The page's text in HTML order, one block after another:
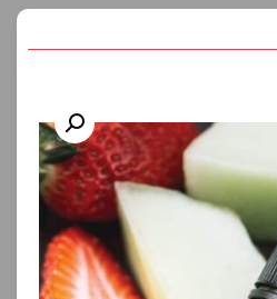
برای فعال شدن سبد خرید و
نمایش قیمت ، گزینه های
محصول را از کادر بالا انتخاب